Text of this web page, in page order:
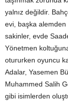
yalnız değildir.
evi, başka alemden
sakinler, evde
Yönetmen
otururken oyuncu
Adalar, Yasemen
Muhammed Salih
gibi isimlerden